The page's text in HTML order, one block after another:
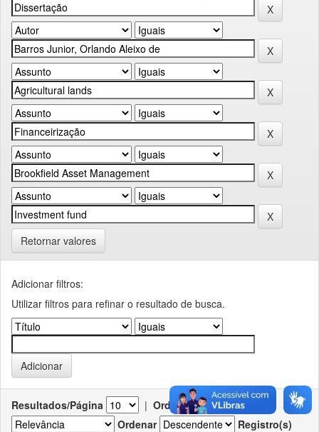
Retornar valores
Adicionar filtros:
Utilizar filtros para refinar o resultado de busca.
Resultados/Página | Ordenar registros por
Ordenar
Registro(s)